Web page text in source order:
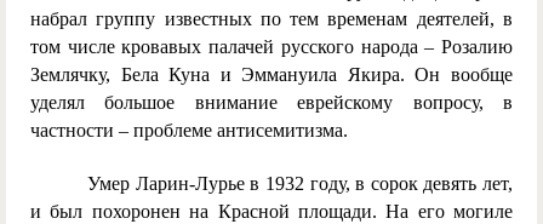
набрал группу известных по тем временам деятелей, в
том числе кровавых палачей русского народа – Розалию
Землячку, Бела Куна и Эммануила Якира. Он вообще
уделял большое внимание еврейскому вопросу, в
частности – проблеме антисемитизма.
Умер Ларин-Лурье в 1932 году, в сорок девять лет,
и был похоронен на Красной площади. На его могиле